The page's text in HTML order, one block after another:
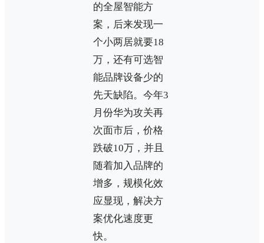
的全屋智能方
案，后来发现一
个小两居就要18
万，还有可选智
能品牌设备少的
先天缺陷。今年3
月份华为攻关再
次面市后，价格
跌破10万，并且
随着加入品牌的
增多，规模化效
应显现，解决方
案优化速度更
快。